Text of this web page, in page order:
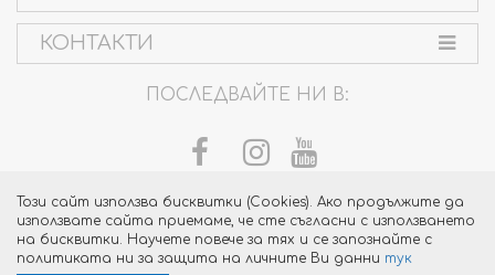
Този сайт използва бисквитки (Cookies). Ако продължите да
използвате сайта приемаме, че сте съгласни с използването
на бисквитки. Научете повече за тях и се запознайте с
политиката ни за защита на личните Ви данни тук
КОНТАКТИ
ПОСЛЕДВАЙТЕ НИ В: